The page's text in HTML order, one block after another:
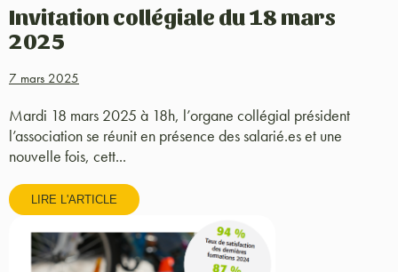
Invitation collégiale du 18 mars
2025
7 mars 2025
Mardi 18 mars 2025 à 18h, l’organe collégial président
l’association se réunit en présence des salarié.es et une
nouvelle fois, cett...
LIRE L'ARTICLE